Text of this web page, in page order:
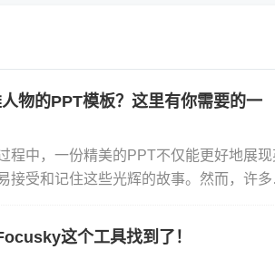
物的PPT模板？这里有你需要的一
程中，一份精美的PPT不仅能更好地展现
接受和记住这些光辉的故事。然而，许多
这个工具找到了！